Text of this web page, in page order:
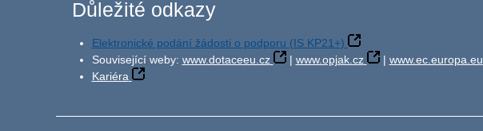
Důležité odkazy
Elektronické podání žádosti o podporu (IS KP21+)
Související weby: www.dotaceeu.cz | www.opjak.cz | www.ec.europa.eu
Kariéra